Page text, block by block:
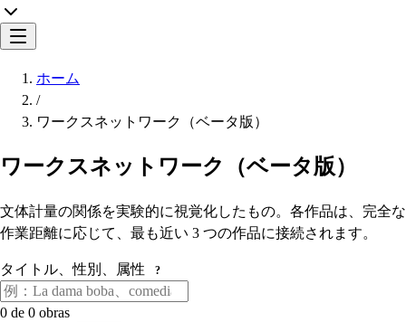
ホーム
/
ワークスネットワーク（ベータ版）
ワークスネットワーク（ベータ版）
文体計量の関係を実験的に視覚化したもの。各作品は、完全な
作業距離に応じて、最も近い 3 つの作品に接続されます。
タイトル、性別、属性 ?
0 de 0 obras